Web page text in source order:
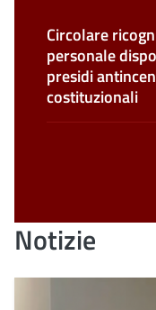
Notizie
Circolare
personale
presidi
costituzionali